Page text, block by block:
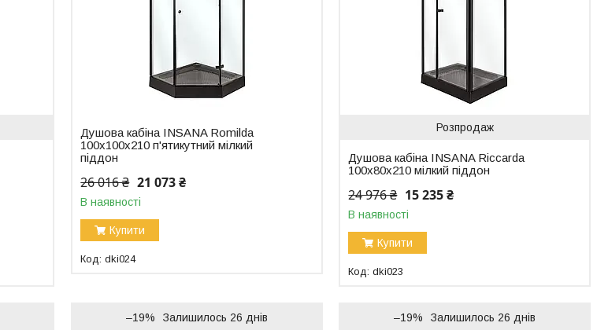
Душова кабіна INSANA Romilda
100x100x210 п'ятикутний мілкий
піддон
26 016 ₴ 21 073 ₴
В наявності
Купити
dki024
Розпродаж
Душова кабіна INSANA Riccarda
100x80x210 мілкий піддон
24 976 ₴ 15 235 ₴
В наявності
Купити
dki023
–19% Залишилось 26 днів –19% Залишилось 26 днів